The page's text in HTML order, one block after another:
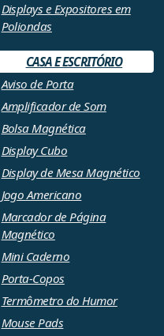
Displays e Expositores em
Poliondas
CASA E ESCRITÓRIO
Aviso de Porta
Amplificador de Som
Bolsa Magnética
Display Cubo
Display de Mesa Magnético
Jogo Americano
Marcador de Página
Magnético
Mini Caderno
Porta-Copos
Termômetro do Humor
Mouse Pads